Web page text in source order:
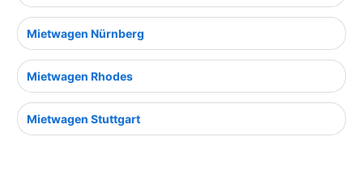
Mietwagen Nürnberg
Mietwagen Rhodes
Mietwagen Stuttgart